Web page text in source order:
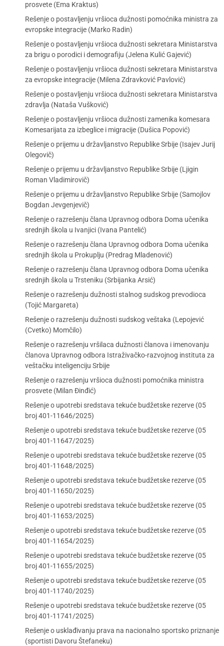
prosvete (Ema Kraktus)
Rešenje o postavljenju vršioca dužnosti pomoćnika ministra za
evropske integracije (Marko Radin)
Rešenje o postavljenju vršioca dužnosti sekretara Ministarstva
za brigu o porodici i demografiju (Jelena Kulić Gajević)
Rešenje o postavljenju vršioca dužnosti sekretara Ministarstva
za evropske integracije (Milena Zdravković Pavlović)
Rešenje o postavljenju vršioca dužnosti sekretara Ministarstva
zdravlja (Nataša Vušković)
Rešenje o postavljenju vršioca dužnosti zamenika komesara
Komesarijata za izbeglice i migracije (Dušica Popović)
Rešenje o prijemu u državljanstvo Republike Srbije (Isajev Jurij
Olegovič)
Rešenje o prijemu u državljanstvo Republike Srbije (Ljigin
Roman Vladimirovič)
Rešenje o prijemu u državljanstvo Republike Srbije (Samojlov
Bogdan Jevgenjevič)
Rešenje o razrešenju člana Upravnog odbora Doma učenika
srednjih škola u Ivanjici (Ivana Pantelić)
Rešenje o razrešenju člana Upravnog odbora Doma učenika
srednjih škola u Prokuplju (Predrag Mladenović)
Rešenje o razrešenju člana Upravnog odbora Doma učenika
srednjih škola u Trsteniku (Srbijanka Arsić)
Rešenje o razrešenju dužnosti stalnog sudskog prevodioca
(Tojić Margareta)
Rešenje o razrešenju dužnosti sudskog veštaka (Lepojević
(Cvetko) Momčilo)
Rešenje o razrešenju vršilaca dužnosti članova i imenovanju
članova Upravnog odbora Istraživačko-razvojnog instituta za
veštačku inteligenciju Srbije
Rešenje o razrešenju vršioca dužnosti pomoćnika ministra
prosvete (Milan Đinđić)
Rešenje o upotrebi sredstava tekuće budžetske rezerve (05
broj 401-11646/2025)
Rešenje o upotrebi sredstava tekuće budžetske rezerve (05
broj 401-11647/2025)
Rešenje o upotrebi sredstava tekuće budžetske rezerve (05
broj 401-11648/2025)
Rešenje o upotrebi sredstava tekuće budžetske rezerve (05
broj 401-11650/2025)
Rešenje o upotrebi sredstava tekuće budžetske rezerve (05
broj 401-11653/2025)
Rešenje o upotrebi sredstava tekuće budžetske rezerve (05
broj 401-11654/2025)
Rešenje o upotrebi sredstava tekuće budžetske rezerve (05
broj 401-11655/2025)
Rešenje o upotrebi sredstava tekuće budžetske rezerve (05
broj 401-11740/2025)
Rešenje o upotrebi sredstava tekuće budžetske rezerve (05
broj 401-11741/2025)
Rešenje o usklađivanju prava na nacionalno sportsko priznanje
(sportisti Davoru Štefaneku)